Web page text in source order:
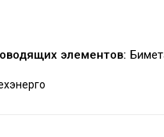
элементов: